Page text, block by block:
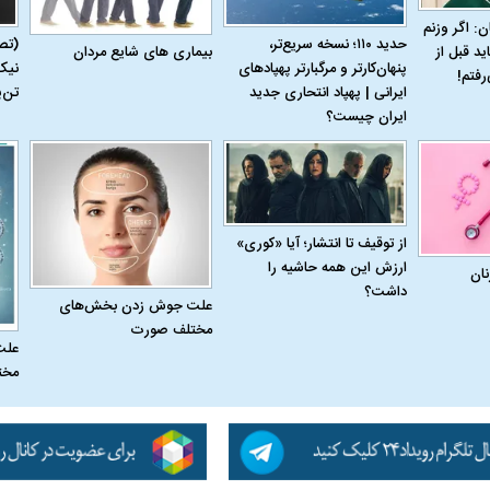
اگر وزنم
قبل از
حدید ۱۱۰؛ نسخه سریع‌تر،
پنهان‌کارتر و مرگبارتر پهپادهای
ایرانی | پهپاد انتحاری جدید
ایران چیست؟
بیماری‌ های شایع مردان
از توقیف تا انتشار؛ آیا «کوری»
ارزش این همه حاشیه را
داشت؟
علت جوش زدن بخش‌های
مختلف صورت
به کویت با
سخنرانی دیده نشده آیت‌الله هاشمی
رفسنجانی درباره پذیرش قطع نامه۵۹۸
ببینید|
جنگنده اف-۵